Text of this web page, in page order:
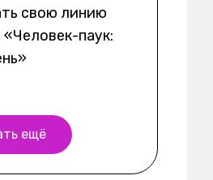
свою линию
паук:
ещё